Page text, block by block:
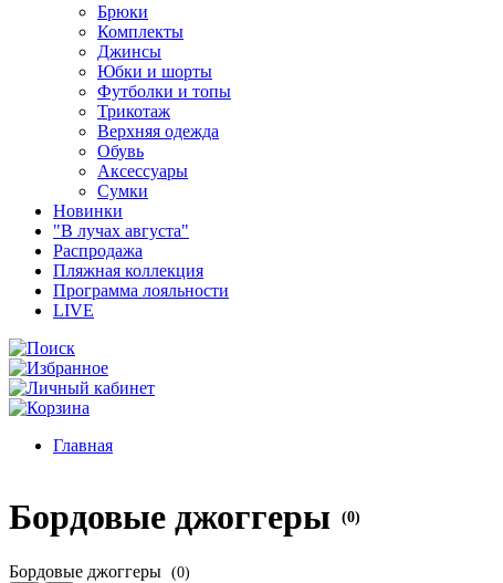
Брюки
Комплекты
Джинсы
Юбки и шорты
Футболки и топы
Трикотаж
Верхняя одежда
Обувь
Аксессуары
Сумки
Новинки
"В лучах августа"
Распродажа
Пляжная коллекция
Программа лояльности
LIVE
Главная
Бордовые джоггеры (0)
Бордовые джоггеры (0)